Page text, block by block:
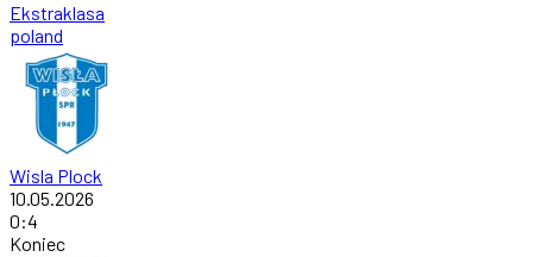
Ekstraklasa
poland
Wisla Plock
10.05.2026
0:4
Koniec